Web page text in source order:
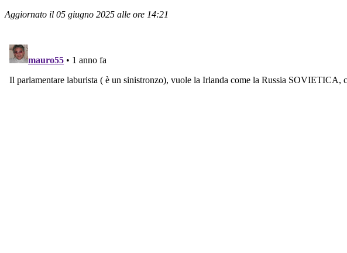
Aggiornato il 05 giugno 2025 alle ore 14:21